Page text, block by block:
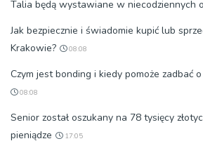
Talia będą wystawiane w niecodziennych
Jak bezpiecznie i świadomie kupić lub
Krakowie?
08:08
Czym jest bonding i kiedy pomoże zadbać
08:08
Senior został oszukany na 78 tysięcy
pieniądze
17:05